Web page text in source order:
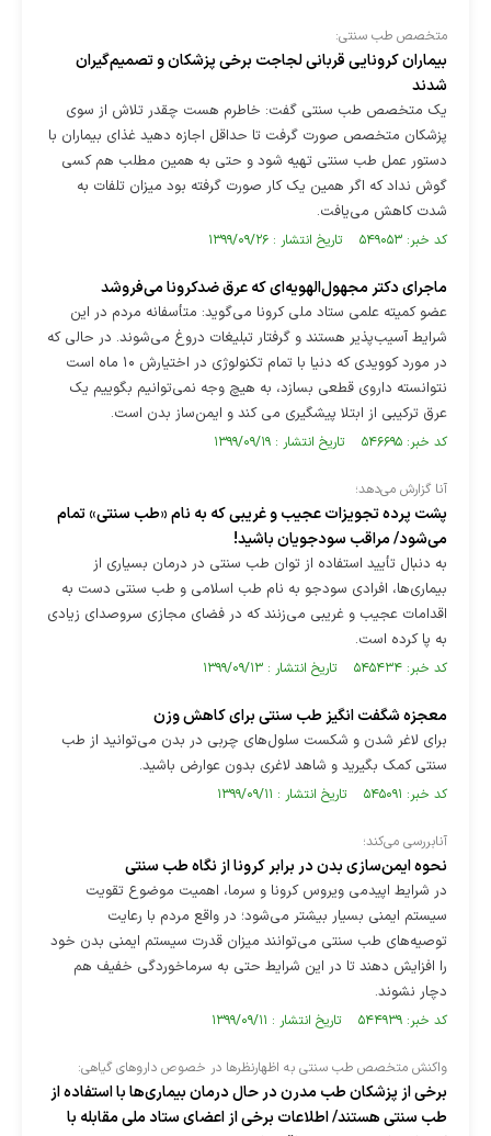
متخصص طب سنتی:
بیماران کرونایی قربانی لجاجت برخی پزشکان و تصمیم‌گیران
شدند
یک متخصص طب سنتی گفت: خاطرم هست چقدر تلاش از سوی
پزشکان متخصص صورت گرفت تا حداقل اجازه دهید غذای بیماران با
دستور عمل طب سنتی تهیه شود و حتی به همین مطلب هم کسی
گوش نداد که اگر همین یک کار صورت گرفته بود میزان تلفات به
شدت کاهش می‌یافت.
کد خبر: ۵۴۹۰۵۳ تاریخ انتشار : ۱۳۹۹/۰۹/۲۶
ماجرای دکتر مجهول‌الهویه‌ای که عرق ضدکرونا می‌فروشد
عضو کمیته علمی ستاد ملی کرونا می‌گوید: متأسفانه مردم در این
شرایط آسیب‌پذیر هستند و گرفتار تبلیغات دروغ می‌شوند. در حالی که
در مورد کوویدی که دنیا با تمام تکنولوژی در اختیارش ۱۰ ماه است
نتوانسته داروی قطعی بسازد، به هیچ وجه نمی‌توانیم بگوییم یک
عرق ترکیبی از ابتلا پیشگیری می کند و ایمن‌ساز بدن است.
کد خبر: ۵۴۶۶۹۵ تاریخ انتشار : ۱۳۹۹/۰۹/۱۹
آنا گزارش می‌دهد؛‌
پشت پرده تجویز‌ات عجیب و غریبی که به نام «طب سنتی» تمام
می‌شود/ مراقب سودجویان باشید!
به دنبال تأیید استفاده از توان طب سنتی در درمان بسیاری از
بیماری‌ها، افرادی سودجو به نام طب اسلامی و طب سنتی دست به
اقدامات عجیب و غریبی می‌زنند که در فضای مجازی سروصدای زیادی
به پا کرده است.
کد خبر: ۵۴۵۴۳۴ تاریخ انتشار : ۱۳۹۹/۰۹/۱۳
معجزه شگفت انگیز طب سنتی برای کاهش وزن
برای لاغر شدن و شکست سلول‌های چربی در بدن می‌توانید از طب
سنتی کمک بگیرید و شاهد لاغری بدون عوارض باشید.
کد خبر: ۵۴۵۰۹۱ تاریخ انتشار : ۱۳۹۹/۰۹/۱۱
آنابررسی می‌کند؛
نحوه ایمن‌سازی بدن در برابر کرونا از نگاه طب سنتی
در شرایط اپیدمی ویروس کرونا و سرما، اهمیت موضوع تقویت
سیستم ایمنی بسیار بیشتر می‌شود؛ در واقع مردم با رعایت
توصیه‌های طب سنتی می‌توانند میزان قدرت سیستم ایمنی بدن خود
را افزایش دهند تا در این شرایط حتی به سرماخوردگی خفیف هم
دچار نشوند.
کد خبر: ۵۴۴۹۳۹ تاریخ انتشار : ۱۳۹۹/۰۹/۱۱
واکنش متخصص طب سنتی به اظهارنظرها در خصوص داروهای گیاهی:
برخی از پزشکان طب مدرن در حال درمان بیماری‌ها با استفاده از
طب سنتی هستند/ اطلاعات برخی از اعضای ستاد ملی مقابله با